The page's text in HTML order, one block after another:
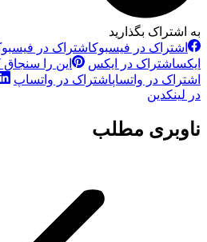
به اشتراک بگذارید
اشتراک در فیسبوکاشتراک در
ایکساشتراک در ایکس این را سنجاق
اشتراک در واتساپاشتراک در واتساپ
در لینکدین
ناوبری مطلب